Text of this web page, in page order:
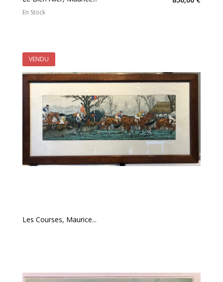
En Stock
Les Courses, Maurice...
VENDU